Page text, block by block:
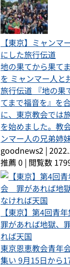
【東京】ミャンマ
にした旅行伝道
地の果てから果て
を ミャンマー人と
旅行伝道 『地の果
てまで福音を』を
に、東京教会では
を始めました。教
ンマー人の兄弟姉
goodnews2 |
推薦 0 | 閲覧数
【東京】第4回青
罪があれば地獄、
れば天国
東京恩恵教会青年
集い 9月15日から